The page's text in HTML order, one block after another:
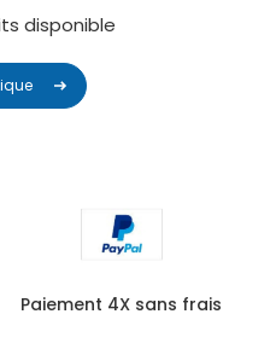
disponible
Paiement 4X sans frais